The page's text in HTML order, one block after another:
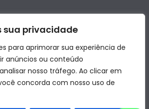
sua privacidade
para aprimorar sua experiência de
anúncios ou conteúdo
nosso tráfego. Ao clicar em
concorda com nosso uso de